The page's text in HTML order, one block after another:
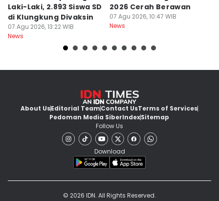
Laki-Laki, 2.893 Siswa SD
di Klungkung Divaksin
07 Agu 2026, 13:22 WIB
News
2026 Cerah Berawan
07 Agu 2026, 10:47 WIB
News
About UsEditorial TeamContact UsTerms of Services
Pedoman Media SiberIndexSitemap
Follow Us
Download
© 2026 IDN. All Rights Reserved.